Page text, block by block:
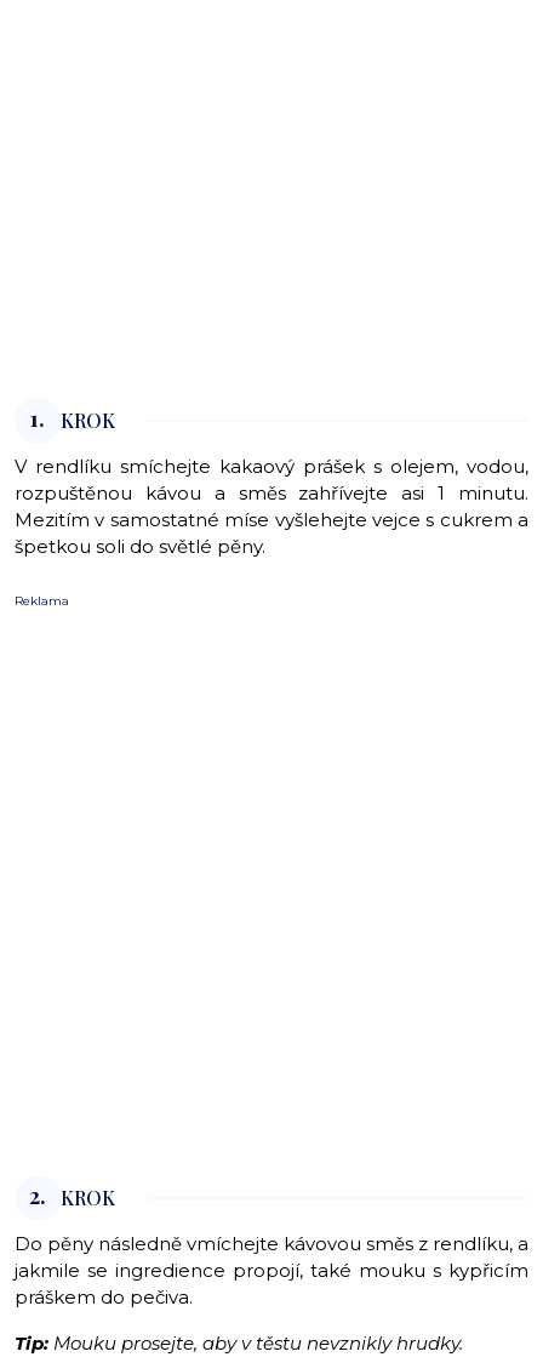
1. KROK
V rendlíku smíchejte kakaový prášek s olejem, vodou,
rozpuštěnou kávou a směs zahřívejte asi 1 minutu.
Mezitím v samostatné míse vyšlehejte vejce s cukrem a
špetkou soli do světlé pěny.
Reklama
2. KROK
Do pěny následně vmíchejte kávovou směs z rendlíku, a
jakmile se ingredience propojí, také mouku s kypřicím
práškem do pečiva.
Tip: Mouku prosejte, aby v těstu nevznikly hrudky.